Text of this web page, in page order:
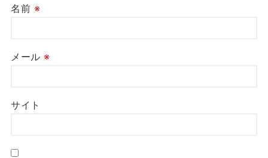
名前 ※
メール ※
サイト